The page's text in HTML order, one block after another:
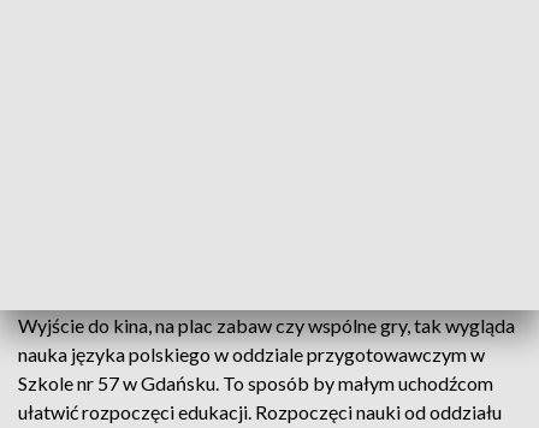
Wyjście do kina, na plac zabaw czy wspólne gry, tak wygląda
nauka języka polskiego w oddziale przygotowawczym w
Szkole nr 57 w Gdańsku. To sposób by małym uchodźcom
ułatwić rozpoczęci edukacji. Rozpoczęci nauki od oddziału